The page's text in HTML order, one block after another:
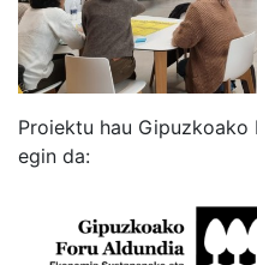
Proiektu hau
egin da: